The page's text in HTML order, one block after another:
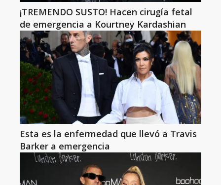
¡TREMENDO SUSTO! Hacen cirugía fetal
de emergencia a Kourtney Kardashian
Esta es la enfermedad que llevó a Travis
Barker a emergencia